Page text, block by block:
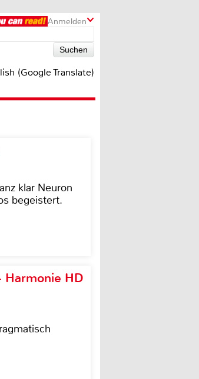
Anmelden
(Google Translate)
klar Neuron
begeistert.
Harmonie HD